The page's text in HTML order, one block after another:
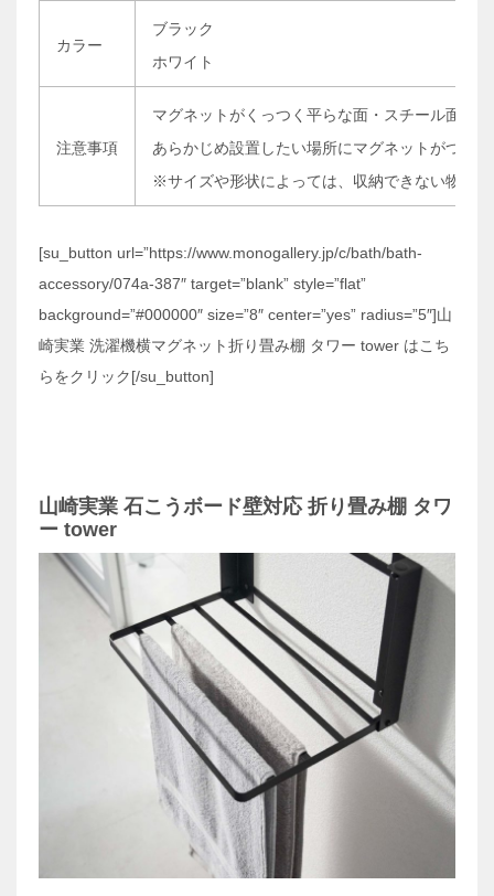
カラー
ブラック
ホワイト
注意事項
マグネットがくっつく平らな面・スチール面に
あらかじめ設置したい場所にマグネットがつく
※サイズや形状によっては、収納できない物も
[su_button url=”https://www.monogallery.jp/c/bath/bath-
accessory/074a-387″ target=”blank” style=”flat”
background=”#000000″ size=”8″ center=”yes” radius=”5″]山
崎実業 洗濯機横マグネット折り畳み棚 タワー tower はこち
らをクリック[/su_button]
山崎実業 石こうボード壁対応 折り畳み棚 タワ
ー tower